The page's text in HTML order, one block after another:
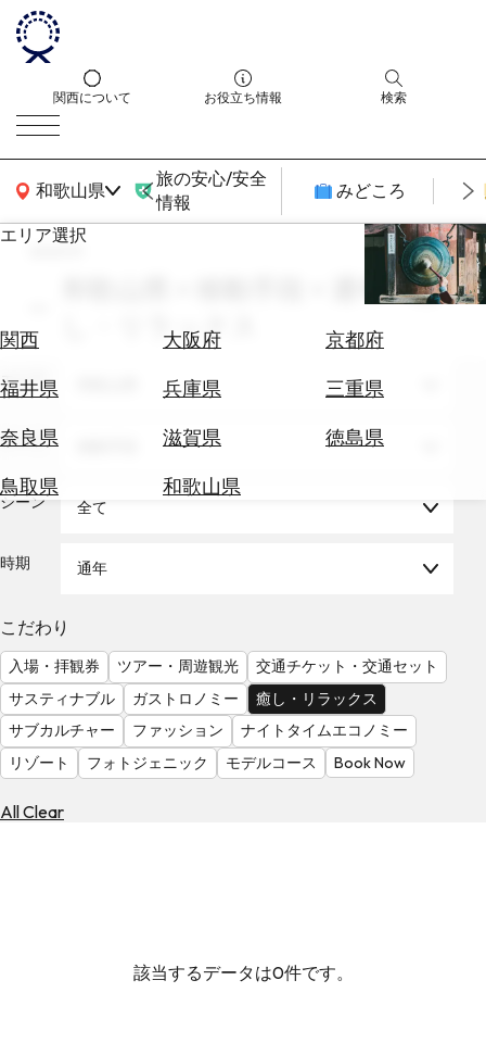
関西について お役立ち情報 検索
和歌山県
関西広域MAP
旅の安心/安全
情報
みどころ
エリア選択
関西 大阪府
京都府
福井県
兵庫県
三重県
奈良県
滋賀県
徳島県
鳥取県
和歌山県
エ
券
テ
を
る
気
を
見
る
search
和歌山県 × 移動手段 × 通年 × 癒
し・リラックス
エリア
テーマ
シーン 全て
時期 通年
こだわり
入場・拝観券 ツアー・周遊観光
交通チケット・交通セット
サスティナブル
ガストロノミー
癒し・リラックス
サブカルチャー
ファッション
ナイトタイムエコノミー
リゾート
フォトジェニック モデルコース Book Now
All Clear
該当するデータは0件です。